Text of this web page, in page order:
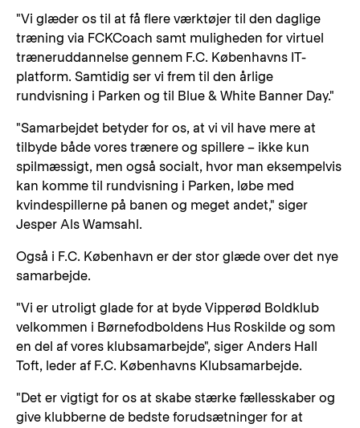
"Vi glæder os til at få flere værktøjer til den daglige
træning via FCKCoach samt muligheden for virtuel
træneruddannelse gennem F.C. Københavns IT-
platform. Samtidig ser vi frem til den årlige
rundvisning i Parken og til Blue & White Banner Day."
"Samarbejdet betyder for os, at vi vil have mere at
tilbyde både vores trænere og spillere – ikke kun
spilmæssigt, men også socialt, hvor man eksempelvis
kan komme til rundvisning i Parken, løbe med
kvindespillerne på banen og meget andet," siger
Jesper Als Wamsahl.
Også i F.C. København er der stor glæde over det nye
samarbejde.
"Vi er utroligt glade for at byde Vipperød Boldklub
velkommen i Børnefodboldens Hus Roskilde og som
en del af vores klubsamarbejde", siger Anders Hall
Toft, leder af F.C. Københavns Klubsamarbejde.
"Det er vigtigt for os at skabe stærke fællesskaber og
give klubberne de bedste forudsætninger for at